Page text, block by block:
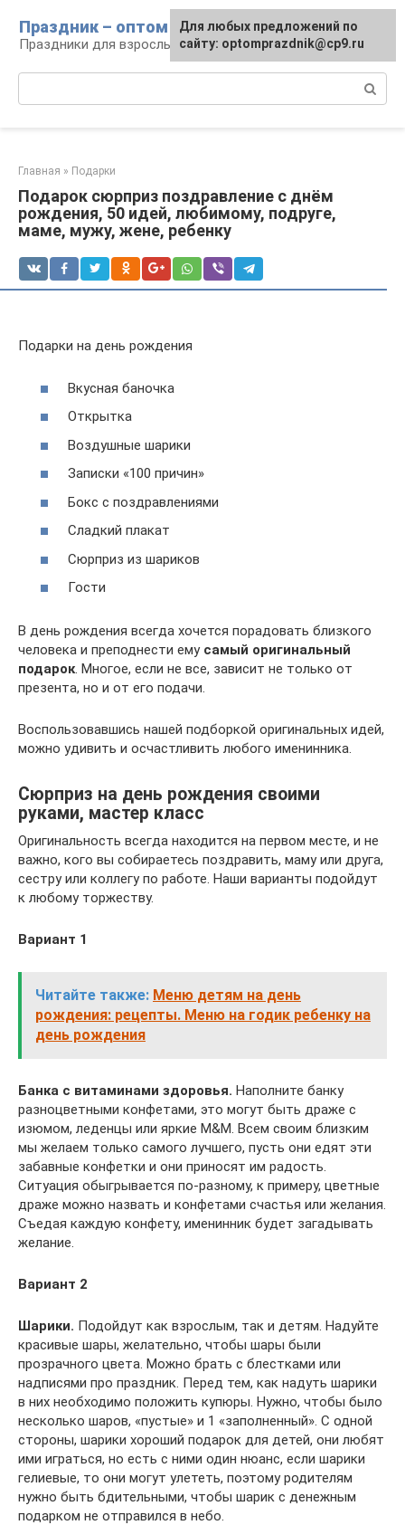
контенту
Праздник – оптом
Праздники для взрослых и детей
Главная » Подарки
Подарок сюрприз поздравление с днём
рождения, 50 идей, любимому, подруге,
маме, мужу, жене, ребенку
Подарки на день рождения
Вкусная баночка
Открытка
Воздушные шарики
Записки «100 причин»
Бокс с поздравлениями
Сладкий плакат
Сюрприз из шариков
Гости
В день рождения всегда хочется порадовать близкого
человека и преподнести ему самый оригинальный
подарок. Многое, если не все, зависит не только от
презента, но и от его подачи.
Воспользовавшись нашей подборкой оригинальных идей,
можно удивить и осчастливить любого именинника.
Сюрприз на день рождения своими
руками, мастер класс
Оригинальность всегда находится на первом месте, и не
важно, кого вы собираетесь поздравить, маму или друга,
сестру или коллегу по работе. Наши варианты подойдут
к любому торжеству.
Вариант 1
Читайте также: Меню детям на день
рождения: рецепты. Меню на годик ребенку на
день рождения
Банка с витаминами здоровья. Наполните банку
разноцветными конфетами, это могут быть драже с
изюмом, леденцы или яркие M&M. Всем своим близким
мы желаем только самого лучшего, пусть они едят эти
забавные конфетки и они приносят им радость.
Ситуация обыгрывается по-разному, к примеру, цветные
драже можно назвать и конфетами счастья или желания.
Съедая каждую конфету, именинник будет загадывать
желание.
Вариант 2
Шарики. Подойдут как взрослым, так и детям. Надуйте
красивые шары, желательно, чтобы шары были
прозрачного цвета. Можно брать с блестками или
надписями про праздник. Перед тем, как надуть шарики
в них необходимо положить купюры. Нужно, чтобы было
несколько шаров, «пустые» и 1 «заполненный». С одной
стороны, шарики хороший подарок для детей, они любят
ими играться, но есть с ними один нюанс, если шарики
гелиевые, то они могут улететь, поэтому родителям
нужно быть бдительными, чтобы шарик с денежным
подарком не отправился в небо.
Для любых предложений по
сайту: optomprazdnik@cp9.ru